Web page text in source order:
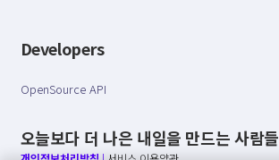
Developers
OpenSource API
오늘보다 더 나은 내일을 만드는 사람들